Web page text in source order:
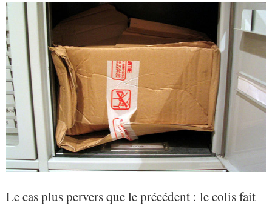
Le cas plus pervers que le précédent : le colis fait